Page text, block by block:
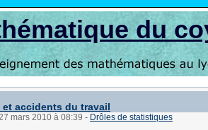
du
accidents du travail
mars 2010 à 08:39 - Drôles de statistiques